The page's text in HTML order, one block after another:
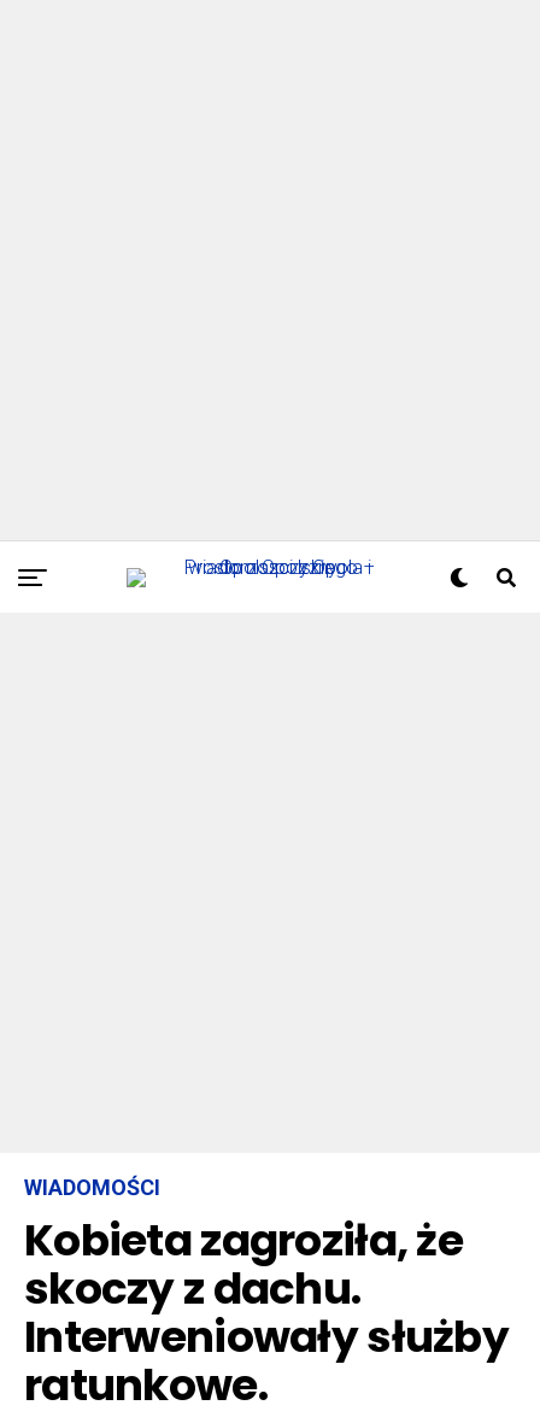
WIADOMOŚCI
Kobieta zagroziła, że
skoczy z dachu.
Interweniowały służby
ratunkowe.